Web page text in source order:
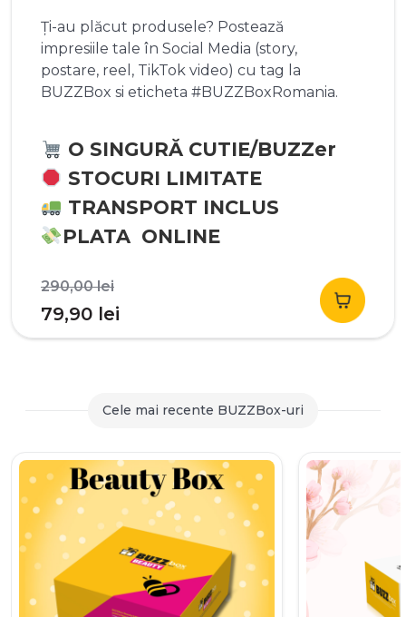
Ți-au plăcut produsele? Postează
impresiile tale în Social Media (story,
postare, reel, TikTok video) cu tag la
BUZZBox si eticheta #BUZZBoxRomania.
O SINGURĂ CUTIE/BUZZer
STOCURI LIMITATE
TRANSPORT INCLUS
PLATA ONLINE
290,00leiPrețul
inițial
a
290,00 lei.
79,90 lei
curent
79,90 lei.
Cele mai recente BUZZBox-uri